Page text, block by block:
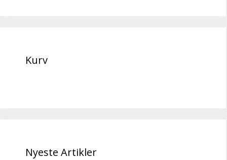
Kurv
Nyeste Artikler